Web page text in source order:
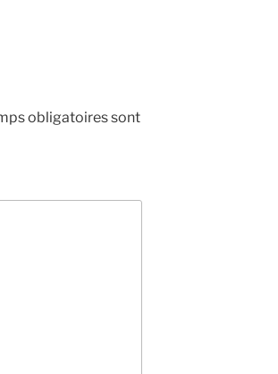
obligatoires sont